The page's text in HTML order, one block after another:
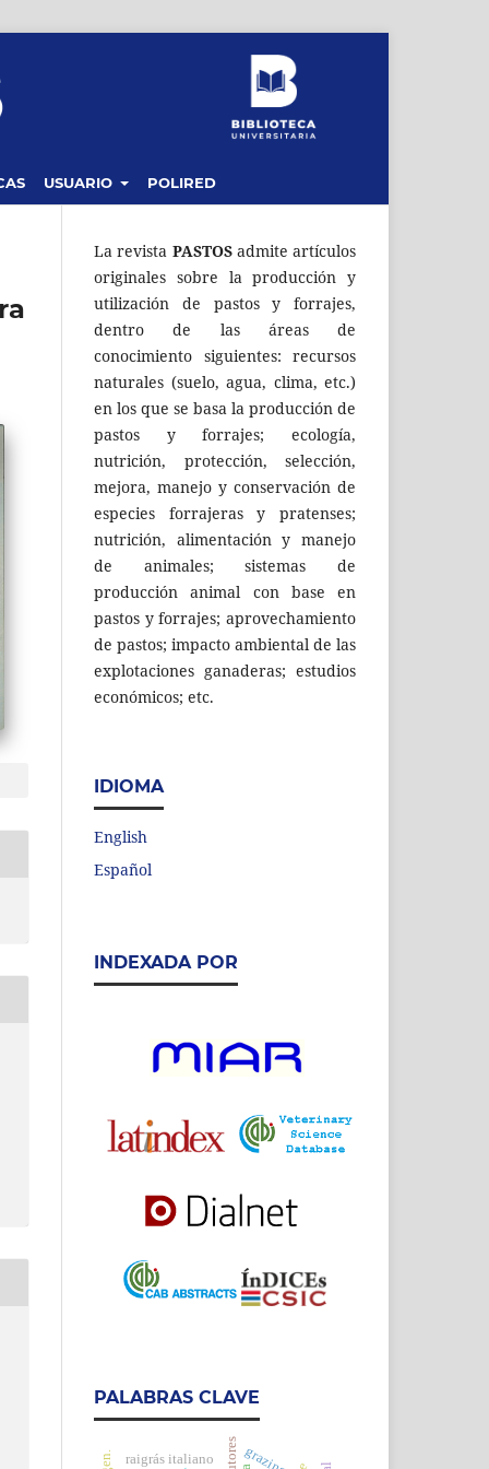
USUARIO POLIRED
La revista PASTOSadmite artículos
originales sobre la producción y
utilización de pastos y forrajes,
dentro de las áreas de
conocimiento siguientes: recursos
naturales (suelo, agua, clima, etc.)
en los que se basa la producción de
pastos y forrajes; ecología,
nutrición, protección, selección,
mejora, manejo y conservación de
especies forrajeras y pratenses;
nutrición, alimentación y manejo
de animales; sistemas de
producción animal con base en
pastos y forrajes; aprovechamiento
de pastos; impacto ambiental de las
explotaciones ganaderas; estudios
económicos; etc.
IDIOMA
English
Español
INDEXADA POR
PALABRAS CLAVE
raigrás italiano grazing